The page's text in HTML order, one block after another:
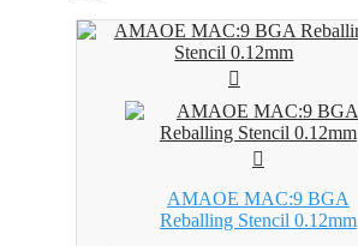
AMAOE MAC:9 BGA
Reballing Stencil 0.12mm